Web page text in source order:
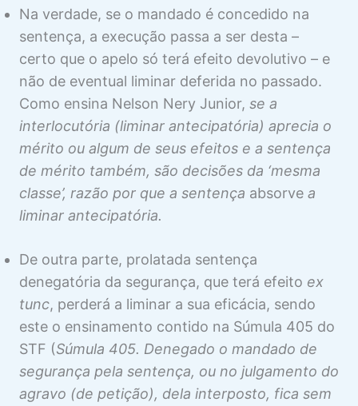
2 aulas
RECURSOS NO MS
7 aulas
MS COLETIVO
6 aulas
Na verdade, se o mandado é concedido na
sentença, a execução passa a ser desta –
certo que o apelo só terá efeito devolutivo – e
não de eventual liminar deferida no passado.
Como ensina Nelson Nery Junior, se a
interlocutória (liminar antecipatória) aprecia o
mérito ou algum de seus efeitos e a sentença
de mérito também, são decisões da ‘mesma
classe’, razão por que a sentença absorve a
liminar antecipatória.
De outra parte, prolatada sentença
denegatória da segurança, que terá efeito ex
tunc, perderá a liminar a sua eficácia, sendo
este o ensinamento contido na Súmula 405 do
STF (Súmula 405. Denegado o mandado de
segurança pela sentença, ou no julgamento do
agravo (de petição), dela interposto, fica sem